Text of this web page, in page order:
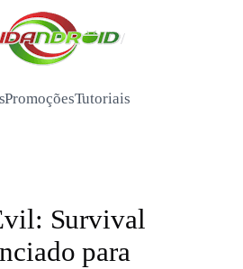
/
PromoçõesTutoriais
Survival
para